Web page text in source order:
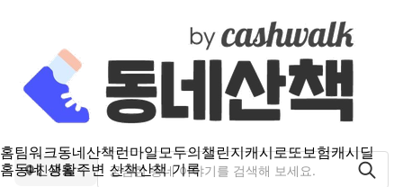
홈팀워크동네산책런마일모두의챌린지캐시로또보험캐시딜
홈동네 생활주변 산책산책 기록
진관동